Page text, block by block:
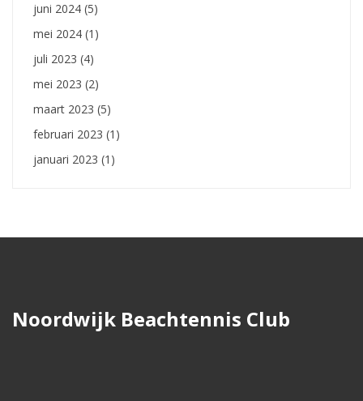
juni 2024 (5)
mei 2024 (1)
juli 2023 (4)
mei 2023 (2)
maart 2023 (5)
februari 2023 (1)
januari 2023 (1)
Noordwijk Beachtennis Club